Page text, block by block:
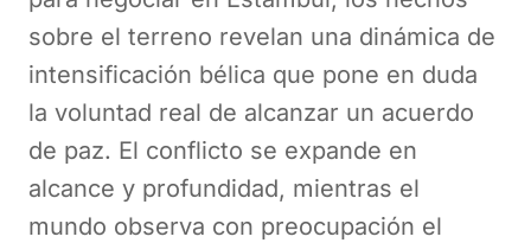
sobre el terreno revelan una dinámica de
intensificación bélica que pone en duda
la voluntad real de alcanzar un acuerdo
de paz. El conflicto se expande en
alcance y profundidad, mientras el
mundo observa con preocupación el